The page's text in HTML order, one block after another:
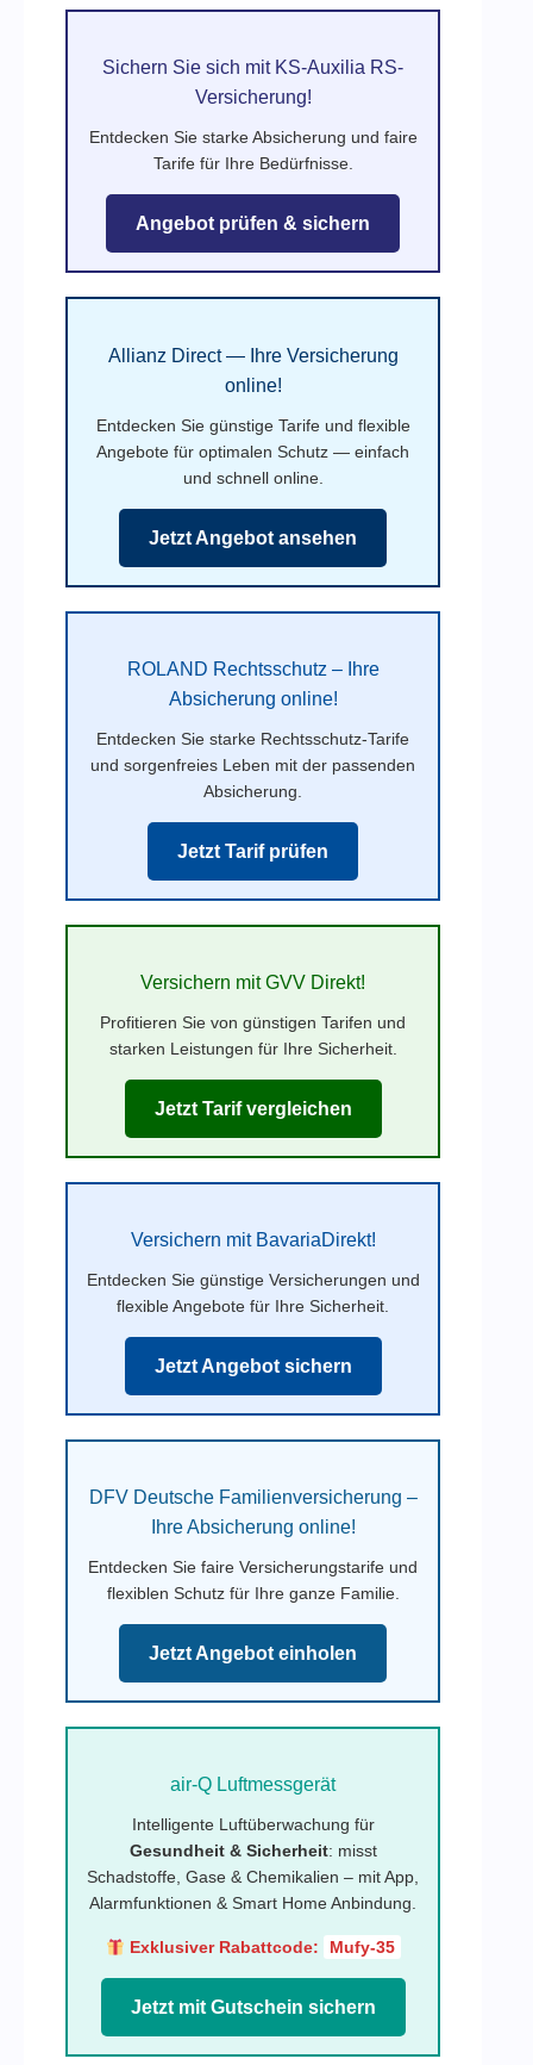
Sichern Sie sich mit KS-Auxilia RS-
Versicherung!
Entdecken Sie starke Absicherung und faire
Tarife für Ihre Bedürfnisse.
Angebot prüfen & sichern
Allianz Direct — Ihre Versicherung
online!
Entdecken Sie günstige Tarife und flexible
Angebote für optimalen Schutz — einfach
und schnell online.
Jetzt Angebot ansehen
ROLAND Rechtsschutz – Ihre
Absicherung online!
Entdecken Sie starke Rechtsschutz-Tarife
und sorgenfreies Leben mit der passenden
Absicherung.
Jetzt Tarif prüfen
Versichern mit GVV Direkt!
Profitieren Sie von günstigen Tarifen und
starken Leistungen für Ihre Sicherheit.
Jetzt Tarif vergleichen
Versichern mit BavariaDirekt!
Entdecken Sie günstige Versicherungen und
flexible Angebote für Ihre Sicherheit.
Jetzt Angebot sichern
DFV Deutsche Familienversicherung –
Ihre Absicherung online!
Entdecken Sie faire Versicherungstarife und
flexiblen Schutz für Ihre ganze Familie.
Jetzt Angebot einholen
air-Q Luftmessgerät
Intelligente Luftüberwachung für
Gesundheit & Sicherheit: misst
Schadstoffe, Gase & Chemikalien – mit App,
Alarmfunktionen & Smart Home Anbindung.
Exklusiver Rabattcode: Mufy-35
Jetzt mit Gutschein sichern